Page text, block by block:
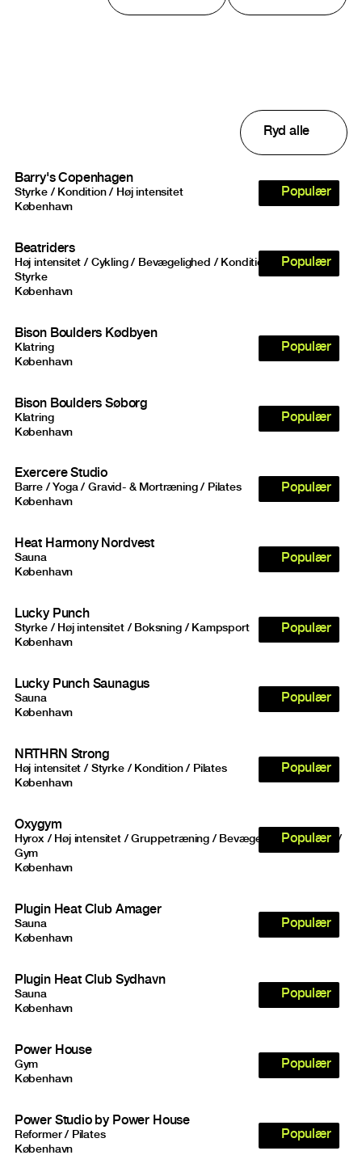
Ryd alle
Populær
Barry's Copenhagen
Styrke / Kondition / Høj intensitet
København
Populær
Beatriders
Høj intensitet / Cykling / Bevægelighed / Kondition / Yoga /
Styrke
København
Populær
Bison Boulders Kødbyen
Klatring
København
Populær
Bison Boulders Søborg
Klatring
København
Populær
Exercere Studio
Barre / Yoga / Gravid- & Mortræning / Pilates
København
Populær
Heat Harmony Nordvest
Sauna
København
Populær
Lucky Punch
Styrke / Høj intensitet / Boksning / Kampsport
København
Populær
Lucky Punch Saunagus
Sauna
København
Populær
NRTHRN Strong
Høj intensitet / Styrke / Kondition / Pilates
København
Populær
Oxygym
Hyrox / Høj intensitet / Gruppetræning / Bevægelighed / Styrke /
Gym
København
Populær
Plugin Heat Club Amager
Sauna
København
Populær
Plugin Heat Club Sydhavn
Sauna
København
Populær
Power House
Gym
København
Populær
Power Studio by Power House
Reformer / Pilates
København